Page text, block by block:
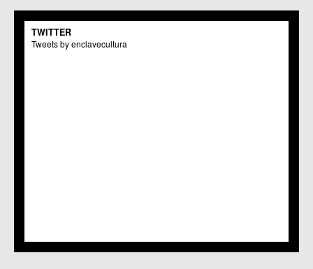
C.M. El Carmen
Centros Culturales
C.C. Puertas de Castilla
C.C. Zarandona
TWITTER
Tweets by enclavecultura